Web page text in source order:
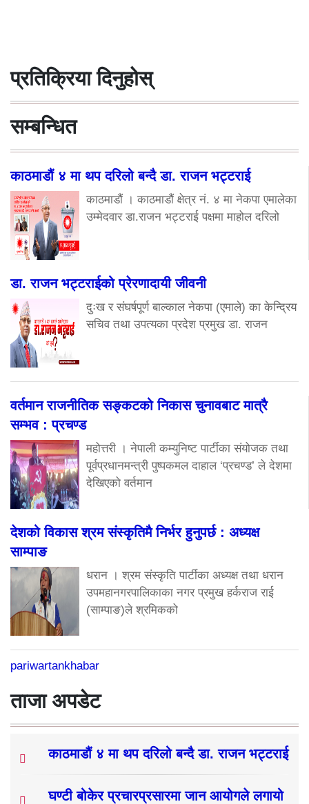
प्रतिक्रिया दिनुहोस्
सम्बन्धित
काठमाडौं ४ मा थप दरिलो बन्दै डा. राजन भट्टराई
काठमाडौं । काठमाडौं क्षेत्र नं. ४ मा नेकपा एमालेका
उम्मेदवार डा.राजन भट्टराई पक्षमा माहोल दरिलो
डा. राजन भट्टराईको प्रेरणादायी जीवनी
दुःख र संघर्षपूर्ण बाल्काल नेकपा (एमाले) का केन्द्रिय
सचिव तथा उपत्यका प्रदेश प्रमुख डा. राजन
वर्तमान राजनीतिक सङ्कटको निकास चुनावबाट मात्रै
सम्भव : प्रचण्ड
महोत्तरी । नेपाली कम्युनिष्ट पार्टीका संयोजक तथा
पूर्वप्रधानमन्त्री पुष्पकमल दाहाल ‘प्रचण्ड’ ले देशमा
देखिएको वर्तमान
देशको विकास श्रम संस्कृतिमै निर्भर हुनुपर्छ : अध्यक्ष
साम्पाङ
धरान । श्रम संस्कृति पार्टीका अध्यक्ष तथा धरान
उपमहानगरपालिकाका नगर प्रमुख हर्कराज राई
(साम्पाङ)ले श्रमिकको
pariwartankhabar
ताजा अपडेट
काठमाडौं ४ मा थप दरिलो बन्दै डा. राजन भट्टराई
घण्टी बोकेर प्रचारप्रसारमा जान आयोगले लगायो